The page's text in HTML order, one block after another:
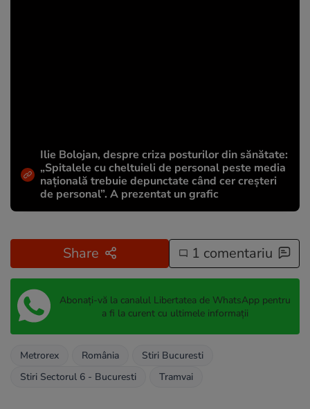
Ilie Bolojan, despre criza posturilor din sănătate:
„Spitalele cu cheltuieli de personal peste media
națională trebuie depunctate când cer creșteri
de personal”. A prezentat un grafic
Share 1 comentariu
Abonați-vă la canalul Libertatea de WhatsApp pentru
a fi la curent cu ultimele informații
Metrorex România
Stiri Bucuresti
Stiri Sectorul 6 - Bucuresti
Tramvai